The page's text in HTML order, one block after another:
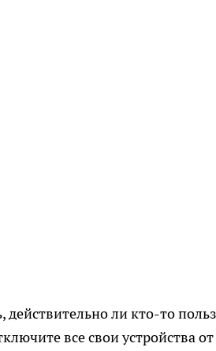
действительно ли кто-то
все свои устройства